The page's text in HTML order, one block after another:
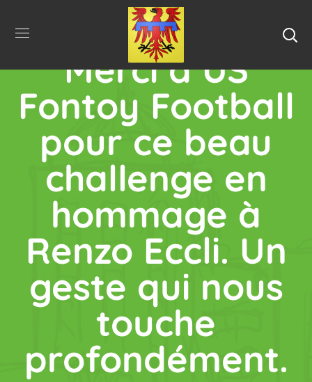
Merci à US
Fontoy Football
pour ce beau
challenge en
hommage à
Renzo Eccli. Un
geste qui nous
touche
profondément.